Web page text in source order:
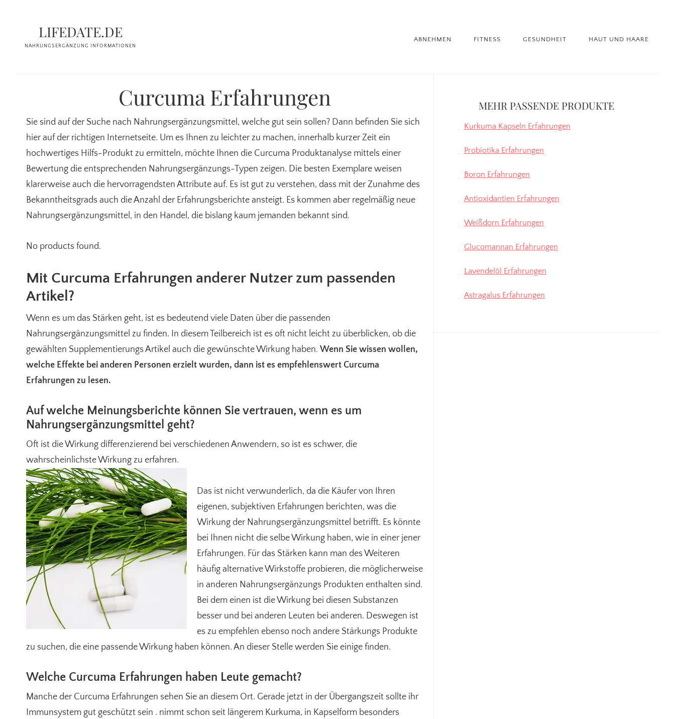
LIFEDATE.DE
NAHRUNGSERGÄNZUNG INFORMATIONEN
ABNEHMEN FITNESS GESUNDHEIT HAUT UND HAARE
Curcuma Erfahrungen
Sie sind auf der Suche nach Nahrungsergänzungsmittel, welche gut sein sollen? Dann befinden Sie sich
hier auf der richtigen Internetseite. Um es Ihnen zu leichter zu machen, innerhalb kurzer Zeit ein
hochwertiges Hilfs-Produkt zu ermitteln, möchte Ihnen die Curcuma Produktanalyse mittels einer
Bewertung die entsprechenden Nahrungsergänzungs-Typen zeigen. Die besten Exemplare weisen
klarerweise auch die hervorragendsten Attribute auf. Es ist gut zu verstehen, dass mit der Zunahme des
Bekanntheitsgrads auch die Anzahl der Erfahrungsberichte ansteigt. Es kommen aber regelmäßig neue
Nahrungsergänzungsmittel, in den Handel, die bislang kaum jemanden bekannt sind.
No products found.
Mit Curcuma Erfahrungen anderer Nutzer zum passenden
Artikel?
Wenn es um das Stärken geht, ist es bedeutend viele Daten über die passenden
Nahrungsergänzungsmittel zu finden. In diesem Teilbereich ist es oft nicht leicht zu überblicken, ob die
gewählten Supplementierungs Artikel auch die gewünschte Wirkung haben. Wenn Sie wissen wollen,
welche Effekte bei anderen Personen erzielt wurden, dann ist es empfehlenswert Curcuma
Erfahrungen zu lesen.
Auf welche Meinungsberichte können Sie vertrauen, wenn es um
Nahrungsergänzungsmittel geht?
Oft ist die Wirkung differenzierend bei verschiedenen Anwendern, so ist es schwer, die
wahrscheinlichste Wirkung zu erfahren.
Das ist nicht verwunderlich, da die Käufer von Ihren
eigenen, subjektiven Erfahrungen berichten, was die
Wirkung der Nahrungsergänzungsmittel betrifft. Es könnte
bei Ihnen nicht die selbe Wirkung haben, wie in einer jener
Erfahrungen. Für das Stärken kann man des Weiteren
häufig alternative Wirkstoffe probieren, die möglicherweise
in anderen Nahrungsergänzungs Produkten enthalten sind.
Bei dem einen ist die Wirkung bei diesen Substanzen
besser und bei anderen Leuten bei anderen. Deswegen ist
es zu empfehlen ebenso noch andere Stärkungs Produkte
zu suchen, die eine passende Wirkung haben können. An dieser Stelle werden Sie einige finden.
Welche Curcuma Erfahrungen haben Leute gemacht?
Manche der Curcuma Erfahrungen sehen Sie an diesem Ort. Gerade jetzt in der Übergangszeit sollte ihr
Immunsystem gut geschützt sein . nimmt schon seit längerem Kurkuma, in Kapselform besonders
MEHR PASSENDE PRODUKTE
Kurkuma Kapseln Erfahrungen
Probiotika Erfahrungen
Boron Erfahrungen
Antioxidantien Erfahrungen
Weißdorn Erfahrungen
Glucomannan Erfahrungen
Lavendelöl Erfahrungen
Astragalus Erfahrungen